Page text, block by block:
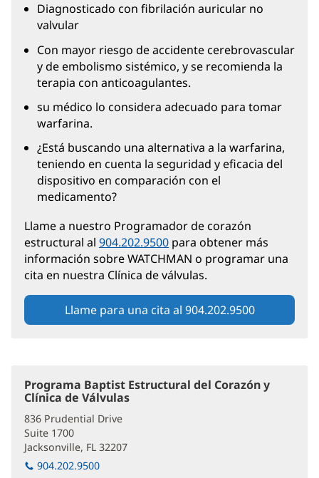
Diagnosticado con fibrilación auricular no
valvular
Con mayor riesgo de accidente cerebrovascular
y de embolismo sistémico, y se recomienda la
terapia con anticoagulantes.
su médico lo considera adecuado para tomar
warfarina.
¿Está buscando una alternativa a la warfarina,
teniendo en cuenta la seguridad y eficacia del
dispositivo en comparación con el
medicamento?
Llame a nuestro Programador de corazón
estructural al 904.202.9500 para obtener más
información sobre WATCHMAN o programar una
cita en nuestra Clínica de válvulas.
Llame para una cita al 904.202.9500
Programa Baptist Estructural del Corazón y
Clínica de Válvulas
836 Prudential Drive
Suite 1700
Jacksonville, FL 32207
904.202.9500